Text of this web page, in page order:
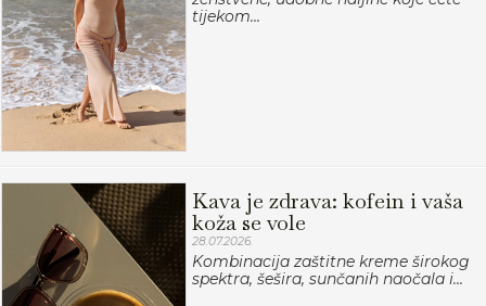
tijekom...
Kava je zdrava: kofein i vaša
koža se vole
28.07.2026.
Kombinacija zaštitne kreme širokog
spektra, šešira, sunčanih naočala i...